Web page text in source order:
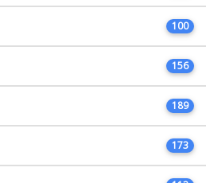
100
156
189
173